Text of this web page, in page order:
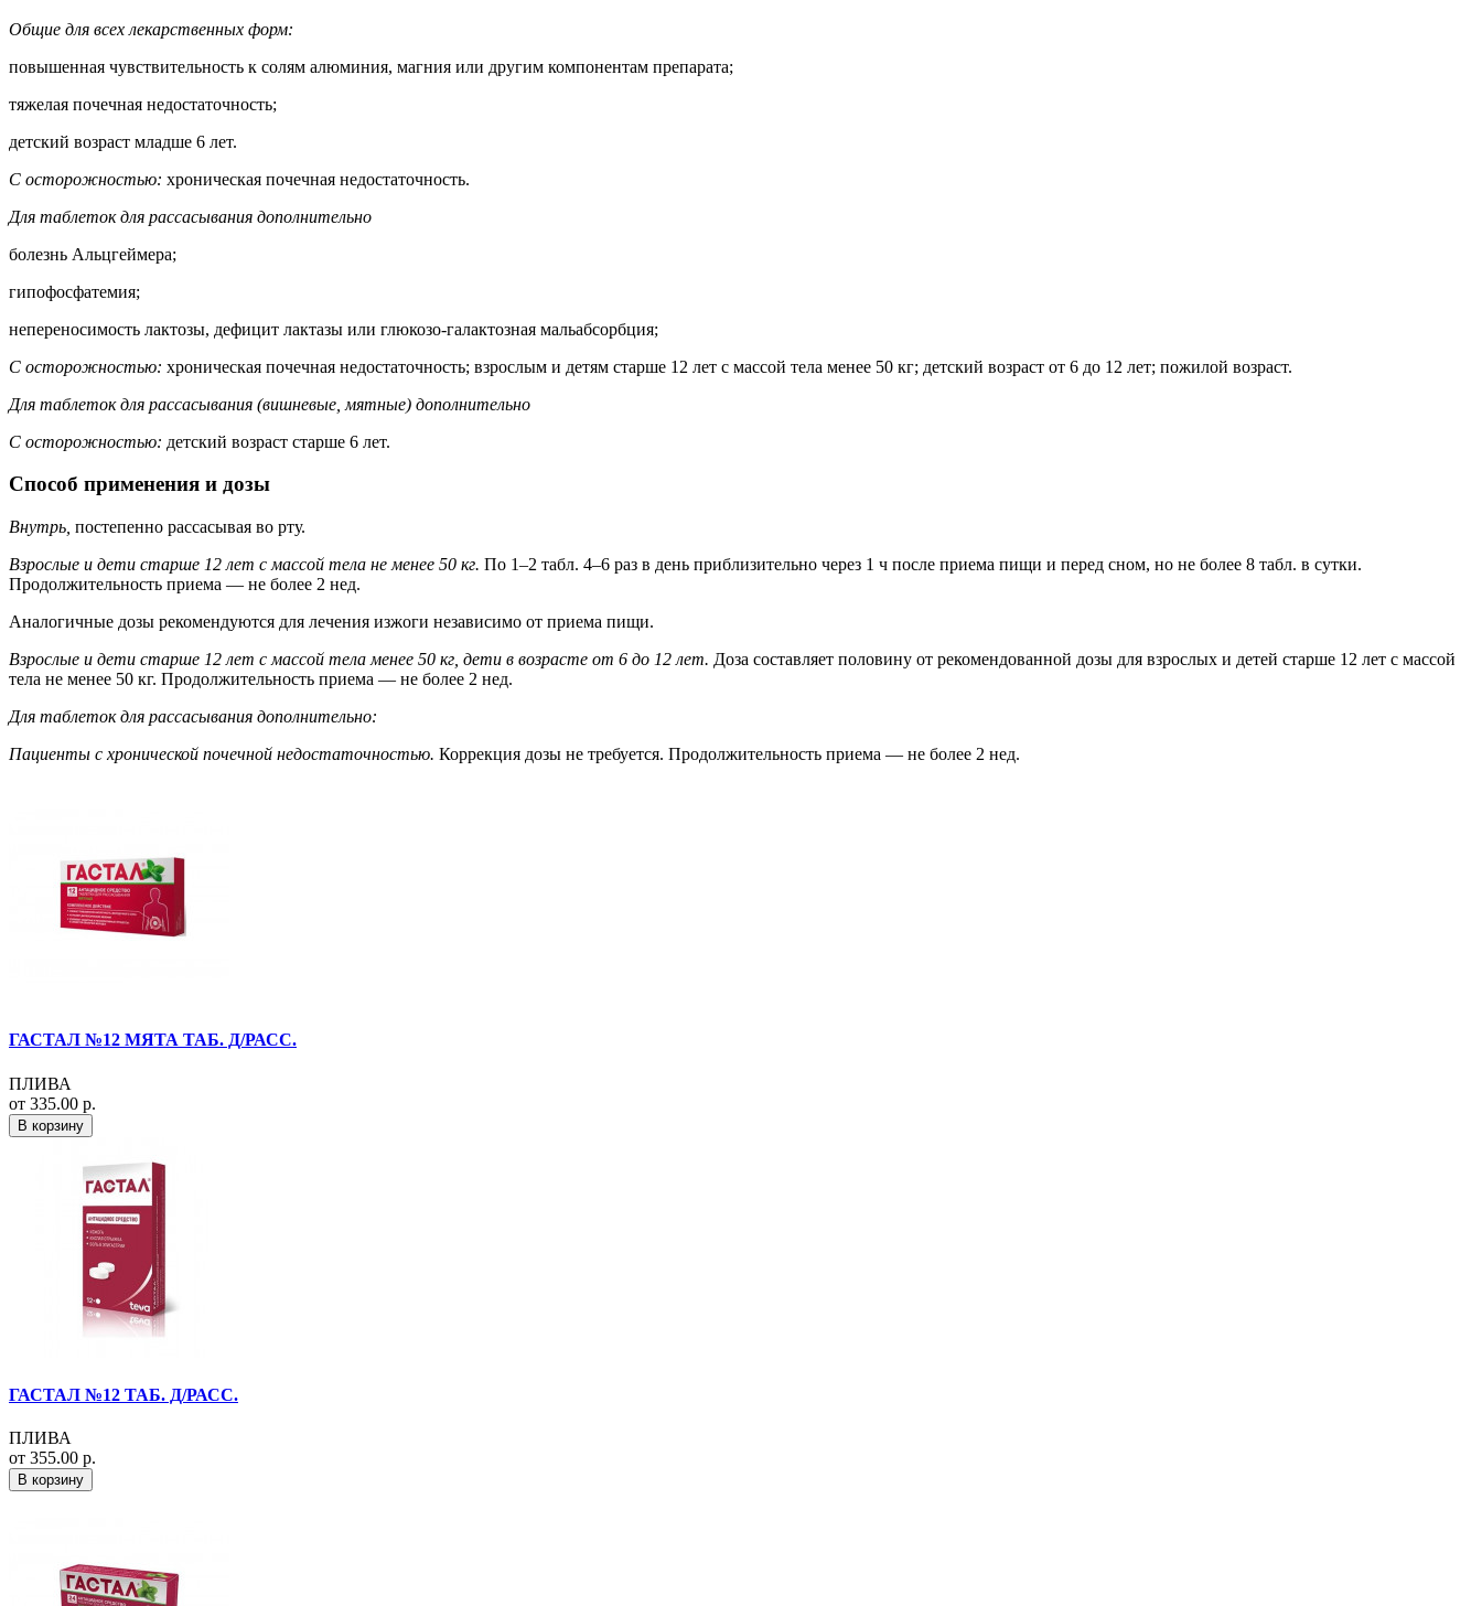
Общие для всех лекарственных форм:
повышенная чувствительность к солям алюминия, магния или другим компонентам препарата;
тяжелая почечная недостаточность;
детский возраст младше 6 лет.
С осторожностью: хроническая почечная недостаточность.
Для таблеток для рассасывания дополнительно
болезнь Альцгеймера;
гипофосфатемия;
непереносимость лактозы, дефицит лактазы или глюкозо-галактозная мальабсорбция;
С осторожностью: хроническая почечная недостаточность; взрослым и детям старше 12 лет с массой тела менее 50 кг; детский возраст от 6 до 12 лет; пожилой возраст.
Для таблеток для рассасывания (вишневые, мятные) дополнительно
С осторожностью: детский возраст старше 6 лет.
Способ применения и дозы
Внутрь, постепенно рассасывая во рту.
Взрослые и дети старше 12 лет с массой тела не менее 50 кг. По 1–2 табл. 4–6 раз в день приблизительно через 1 ч после приема пищи и перед сном, но не более 8 табл. в сутки.
Продолжительность приема — не более 2 нед.
Аналогичные дозы рекомендуются для лечения изжоги независимо от приема пищи.
Взрослые и дети старше 12 лет с массой тела менее 50 кг, дети в возрасте от 6 до 12 лет. Доза составляет половину от рекомендованной дозы для взрослых и детей старше 12 лет с массой
тела не менее 50 кг. Продолжительность приема — не более 2 нед.
Для таблеток для рассасывания дополнительно:
Пациенты с хронической почечной недостаточностью. Коррекция дозы не требуется. Продолжительность приема — не более 2 нед.
ГАСТАЛ №12 МЯТА ТАБ. Д/РАСС.
ПЛИВА
от 335.00 р.
В корзину
ГАСТАЛ №12 ТАБ. Д/РАСС.
ПЛИВА
от 355.00 р.
В корзину